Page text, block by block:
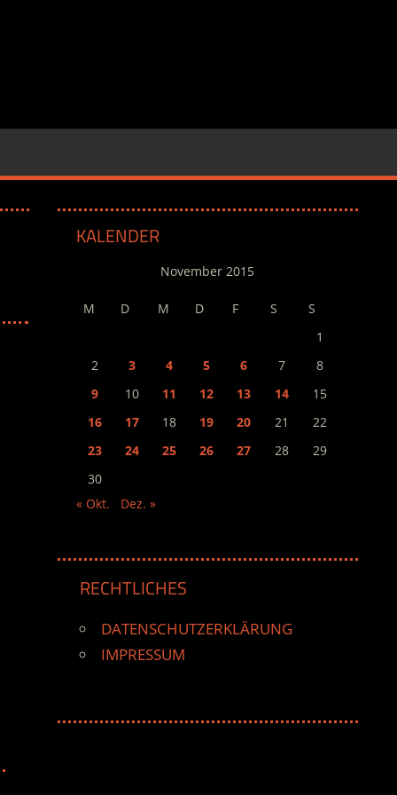
KALENDER
November 2015
M D M D F S
S
1
2
3 4 5 6 7
8
9
10 11 12 13 14
15
16
17 18 19 20 21
22
23
24 25 26 27 28
29
30
« Okt.
Dez. »
RECHTLICHES
DATENSCHUTZERKLÄRUNG
IMPRESSUM